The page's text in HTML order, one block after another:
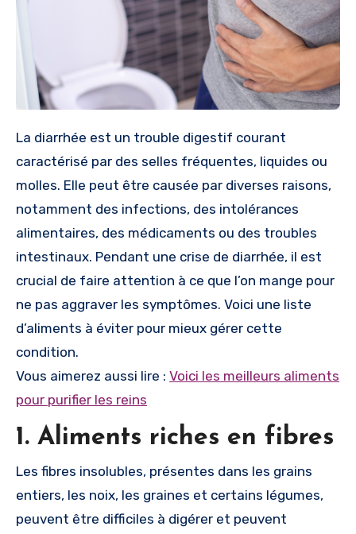
La diarrhée est un trouble digestif courant
caractérisé par des selles fréquentes, liquides ou
molles. Elle peut être causée par diverses raisons,
notamment des infections, des intolérances
alimentaires, des médicaments ou des troubles
intestinaux. Pendant une crise de diarrhée, il est
crucial de faire attention à ce que l’on mange pour
ne pas aggraver les symptômes. Voici une liste
d’aliments à éviter pour mieux gérer cette
condition.
Vous aimerez aussi lire : Voici les meilleurs aliments
pour purifier les reins
1. Aliments riches en fibres
Les fibres insolubles, présentes dans les grains
entiers, les noix, les graines et certains légumes,
peuvent être difficiles à digérer et peuvent